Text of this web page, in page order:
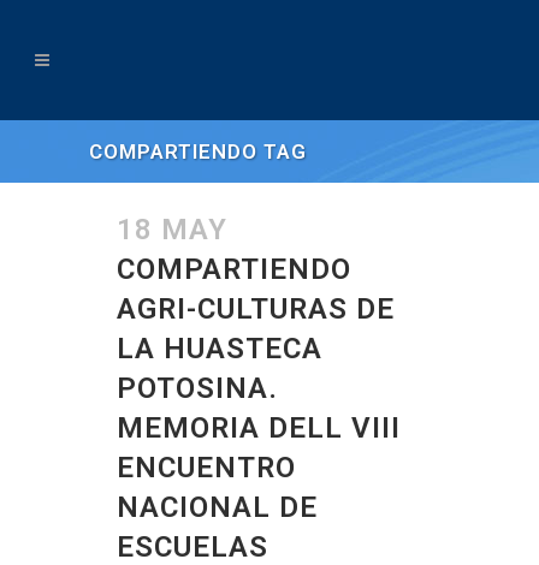
COMPARTIENDO TAG
18 MAY
COMPARTIENDO
AGRI-CULTURAS DE
LA HUASTECA
POTOSINA.
MEMORIA DELL VIII
ENCUENTRO
NACIONAL DE
ESCUELAS